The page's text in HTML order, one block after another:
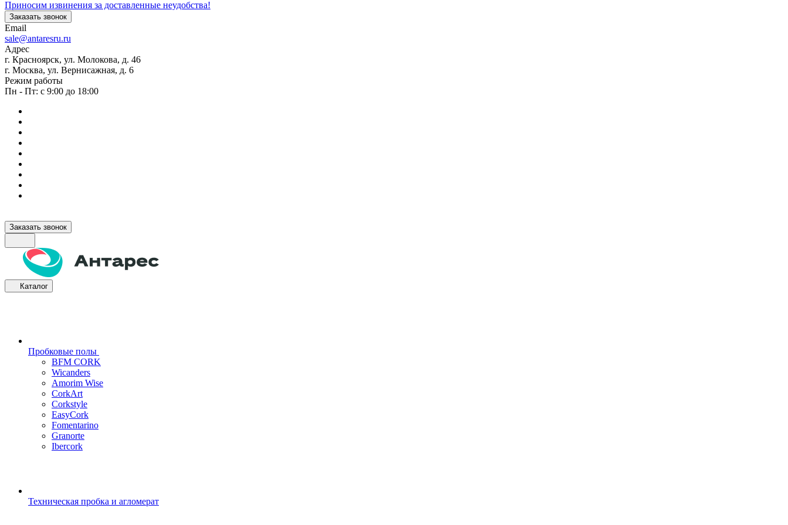
Приносим извинения за доставленные неудобства!
Заказать звонок
Email
sale@antaresru.ru
Адрес
г. Красноярск, ул. Молокова, д. 46
г. Москва, ул. Вернисажная, д. 6
Режим работы
Пн - Пт: с 9:00 до 18:00
Заказать звонок
Каталог
Пробковые полы
BFM CORK
Wicanders
Amorim Wise
CorkArt
Corkstyle
EasyCork
Fomentarino
Granorte
Ibercork
Техническая пробка и агломерат